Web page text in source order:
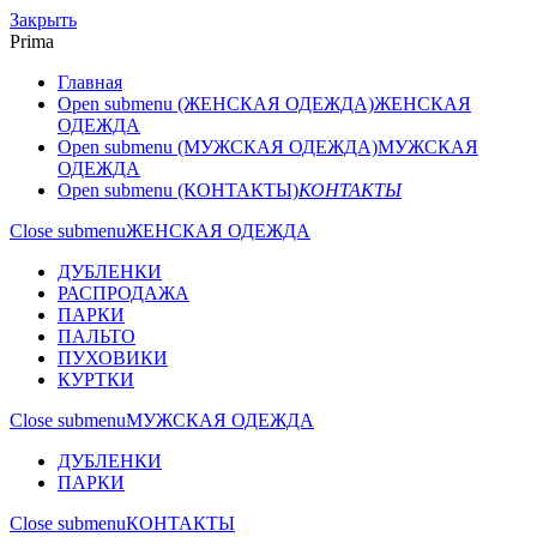
Закрыть
Prima
Главная
Open submenu (ЖЕНСКАЯ ОДЕЖДА)ЖЕНСКАЯ
ОДЕЖДА
Open submenu (МУЖСКАЯ ОДЕЖДА)МУЖСКАЯ
ОДЕЖДА
Open submenu (КОНТАКТЫ)КОНТАКТЫ
Close submenuЖЕНСКАЯ ОДЕЖДА
ДУБЛЕНКИ
РАСПРОДАЖА
ПАРКИ
ПАЛЬТО
ПУХОВИКИ
КУРТКИ
Close submenuМУЖСКАЯ ОДЕЖДА
ДУБЛЕНКИ
ПАРКИ
Close submenuКОНТАКТЫ